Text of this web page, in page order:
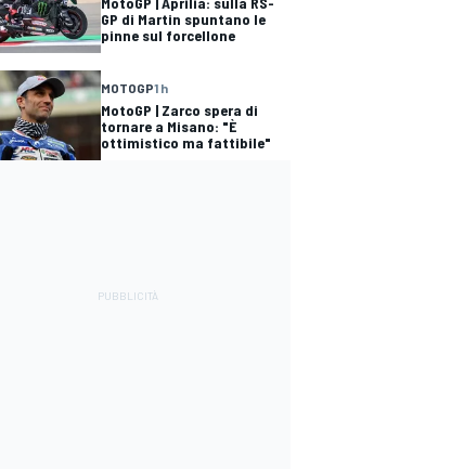
GP di Martin spuntano le
pinne sul forcellone
MOTOGP1 h
MotoGP | Zarco spera di
tornare a Misano: "È
ottimistico ma fattibile"